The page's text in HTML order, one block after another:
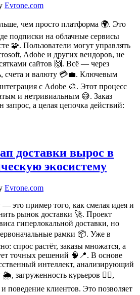
Evrone.com
чем просто платформа 🌍. Это
подписки на облачные сервисы
🧩. Пользователи могут управлять
Adobe и других вендоров, не
сайтов 🙌. Всё — через
счета и валюту 💳💼. Ключевым
с Adobe 🎨. Этот процесс
и нетривиальным 😅. Заказ
а целая цепочка действий:
доставки вырос в
экосистему
Evrone.com
это пример того, как смелая идея и
рынок доставки 🚀. Проект
гиперлокальной доставки, но
рамки 📦. Уже в
спрос растёт, заказы множатся, а
точных решений 🧠📍. В основе
интеллект, анализирующий
загруженность курьеров 🚴‍♂️,
клиентов. Это позволяет